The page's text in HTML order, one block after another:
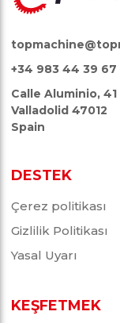
+34 983 44 39 67
Calle Aluminio, 41
Valladolid 47012
Spain
DESTEK
Çerez politikası
Gizlilik Politikası
Yasal Uyarı
KEŞFETMEK